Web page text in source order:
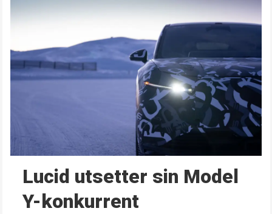
Lucid utsetter sin Model
Y-konkurrent